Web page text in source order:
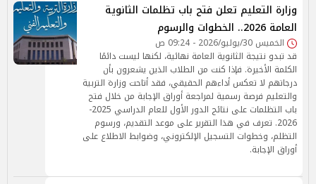
وزارة التعليم تعلن فتح باب تظلمات الثانوية
العامة 2026.. الخطوات والرسوم
الخميس 30/يوليو/2026 - 09:24 ص
قد تبدو نتيجة الثانوية العامة نهائية، لكنها ليست دائمًا
الكلمة الأخيرة. فإذا كنت من الطلاب الذين يشعرون بأن
درجاتهم لا تعكس أداءهم الحقيقي، فقد أتاحت وزارة التربية
والتعليم فرصة رسمية لمراجعة أوراق الإجابة من خلال فتح
باب التظلمات على نتائج الدور الأول للعام الدراسي 2025-
2026. تعرف في هذا التقرير على موعد التقديم، ورسوم
التظلم، وخطوات التسجيل الإلكتروني، وضوابط الاطلاع على
أوراق الإجابة.